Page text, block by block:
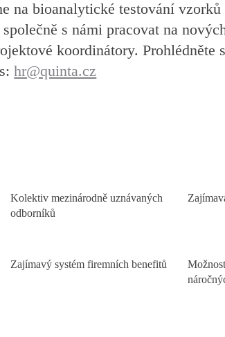
na bioanalytické testování
s námi pracovat na
koordinátory.
hr@quinta.cz
Kolektiv mezinárodně uznávaných
odborníků
Zajímavý systém firemních benefitů